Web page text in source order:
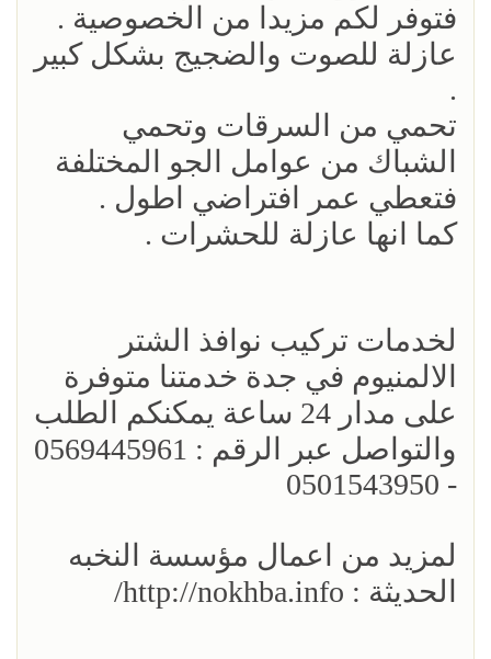
فتوفر لكم مزيدا من الخصوصية .
عازلة للصوت والضجيج بشكل كبير
.
تحمي من السرقات وتحمي
الشباك من عوامل الجو المختلفة
فتعطي عمر افتراضي اطول .
كما انها عازلة للحشرات .
لخدمات تركيب نوافذ الشتر
الالمنيوم في جدة خدمتنا متوفرة
على مدار 24 ساعة يمكنكم الطلب
والتواصل عبر الرقم : 0569445961
- 0501543950
لمزيد من اعمال مؤسسة النخبه
الحديثة : http://nokhba.info/